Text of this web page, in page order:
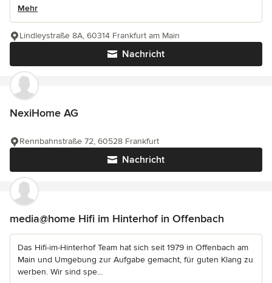
Mehr
Nachricht
Lindleystraße 8A, 60314 Frankfurt am Main
NexiHome AG
Nachricht
Rennbahnstraße 72, 60528 Frankfurt
media@home Hifi im Hinterhof in Offenbach
Das Hifi-im-Hinterhof Team hat sich seit 1979 in Offenbach am
Main und Umgebung zur Aufgabe gemacht, für guten Klang zu
werben. Wir sind spe...